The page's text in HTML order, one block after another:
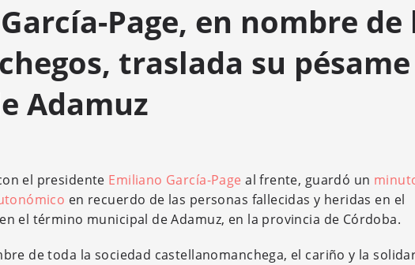
Page, en nombre de
traslada su
Adamuz
el presidente Emiliano García-Page al frente, guardó un
en recuerdo de las personas fallecidas y heridas en el
el término municipal de Adamuz, en la provincia de Córdoba.
de toda la sociedad castellanomanchega, el cariño y la